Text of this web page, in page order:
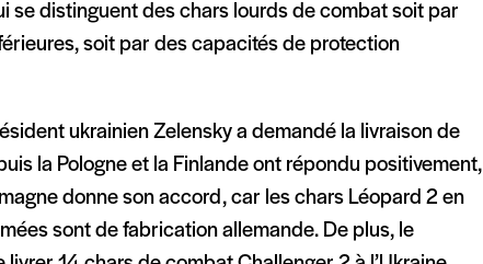
se distinguent des chars lourds de combat soit par
soit par des capacités de protection
ukrainien Zelensky a demandé la livraison de
la Pologne et la Finlande ont répondu positivement,
donne son accord, car les chars Léopard 2 en
sont de fabrication allemande. De plus, le